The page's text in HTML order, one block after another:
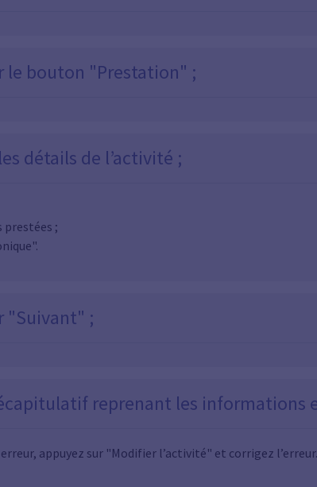
le bouton "Prestation" ;
détails de l’activité ;
prestées ;
"Suivant" ;
reprenant les informations
appuyez sur "Modifier l’activité" et corrigez l’erreur.